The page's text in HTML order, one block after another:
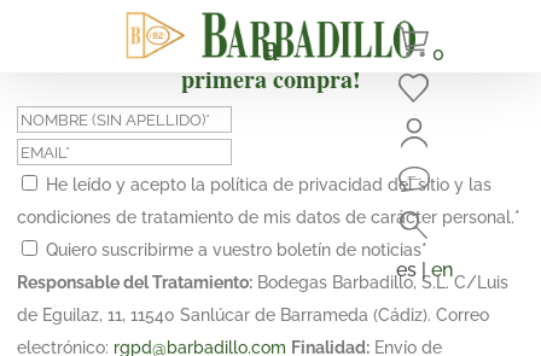
¡Suscríbete y obtén un 10% de descuento en tu
primera compra!
He leído y acepto la política de privacidad del sitio y las
condiciones de tratamiento de mis datos de carácter personal.*
Quiero suscribirme a vuestro boletín de noticias*
Responsable del Tratamiento: Bodegas Barbadillo, S.L. C/Luis
de Eguilaz, 11, 11540 Sanlúcar de Barrameda (Cádiz). Correo
electrónico: rgpd@barbadillo.com Finalidad: Envío de
0
es |en